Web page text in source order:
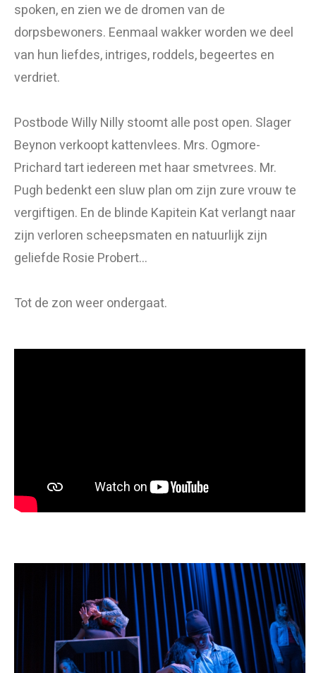
spoken, en zien we de dromen van de
dorpsbewoners. Eenmaal wakker worden we deel
van hun liefdes, intriges, roddels, begeertes en
verdriet.
Postbode Willy Nilly stoomt alle post open. Slager
Beynon verkoopt kattenvlees. Mrs. Ogmore-
Prichard tart iedereen met haar smetvrees. Mr.
Pugh bedenkt een sluw plan om zijn zure vrouw te
vergiftigen. En de blinde Kapitein Kat verlangt naar
zijn verloren scheepsmaten en natuurlijk zijn
geliefde Rosie Probert…
Tot de zon weer ondergaat.